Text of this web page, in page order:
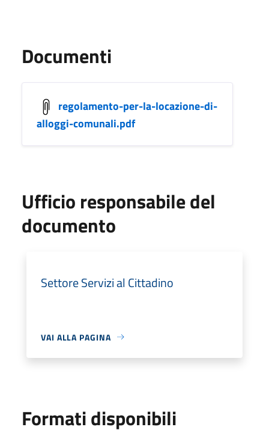
Documenti
regolamento-per-la-locazione-di-
alloggi-comunali.pdf
Ufficio responsabile del
documento
Settore Servizi al Cittadino
VAI ALLA PAGINA
Formati disponibili